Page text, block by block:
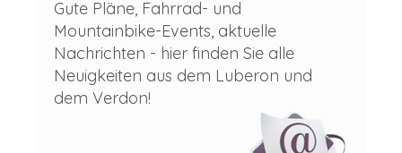
Gute Pläne, Fahrrad- und
Mountainbike-Events, aktuelle
Nachrichten - hier finden Sie alle
Neuigkeiten aus dem Luberon und
dem Verdon!